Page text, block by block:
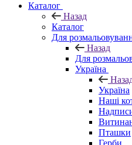
Каталог
Назад
Каталог
Для
Назад
Для
Україна
Україна
Наші
Пташки